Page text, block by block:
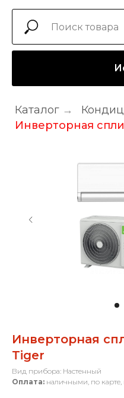
Каталог →
Инверторная
Инверторная
Tiger
Вид прибора: Настенный
Оплата: наличными, по карте,